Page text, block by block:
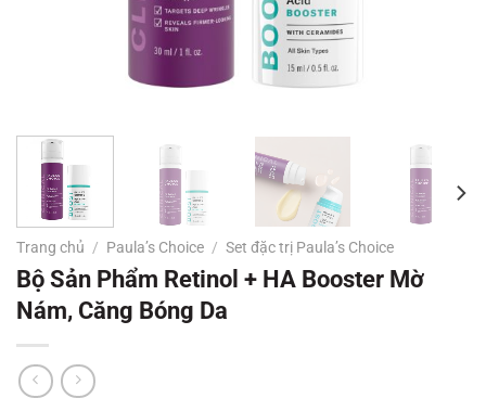
Trang chủ / Paula’s Choice / Set đặc trị Paula’s Choice
Bộ Sản Phẩm Retinol + HA Booster Mờ
Nám, Căng Bóng Da